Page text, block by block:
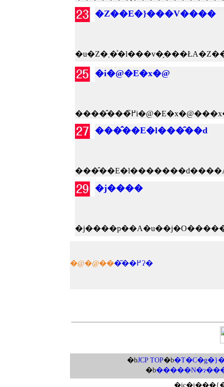
�Z��E�}���V����
�i�@�E�x�@
���̂��E�l���̑��d
�j����
�@�@�� �͂��߂Ɂ�
�bJCP TOP�b
�b